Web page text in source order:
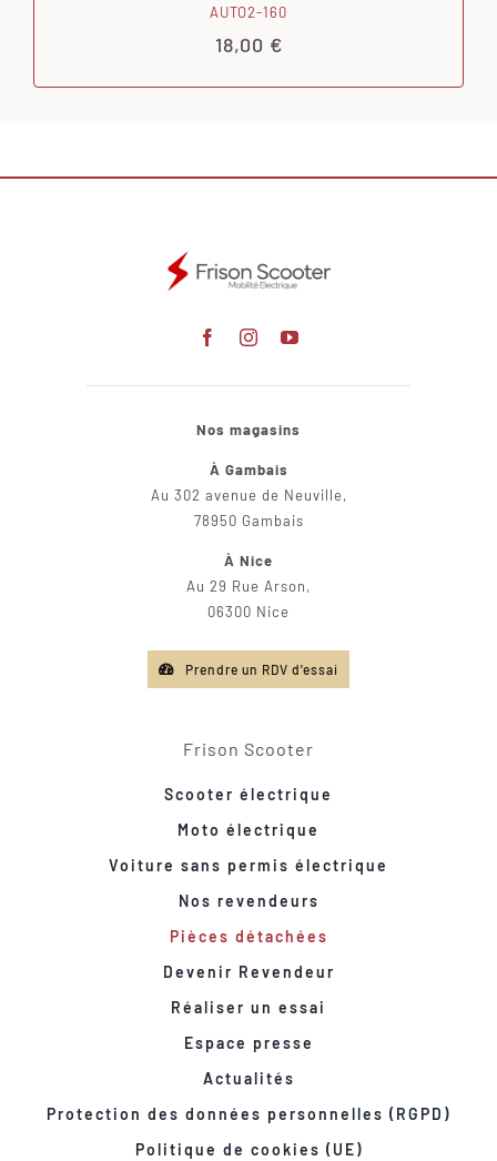
AUTO2-160
18,00 €
Nos magasins
À Gambais
Au 302 avenue de Neuville,
78950 Gambais
À Nice
Au 29 Rue Arson,
06300 Nice
Prendre un RDV d'essai
Frison Scooter
Scooter électrique
Moto électrique
Voiture sans permis électrique
Nos revendeurs
Pièces détachées
Devenir Revendeur
Réaliser un essai
Espace presse
Actualités
Protection des données personnelles (RGPD)
Politique de cookies (UE)